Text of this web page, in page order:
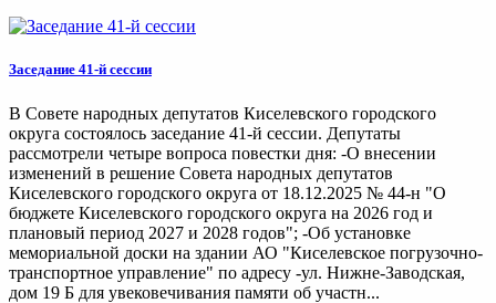
Заседание 41-й сессии
В Совете народных депутатов Киселевского городского
округа состоялось заседание 41-й сессии. Депутаты
рассмотрели четыре вопроса повестки дня: -О внесении
изменений в решение Совета народных депутатов
Киселевского городского округа от 18.12.2025 № 44-н "О
бюджете Киселевского городского округа на 2026 год и
плановый период 2027 и 2028 годов"; -Об установке
мемориальной доски на здании АО "Киселевское погрузочно-
транспортное управление" по адресу -ул. Нижне-Заводская,
дом 19 Б для увековечивания памяти об участн...